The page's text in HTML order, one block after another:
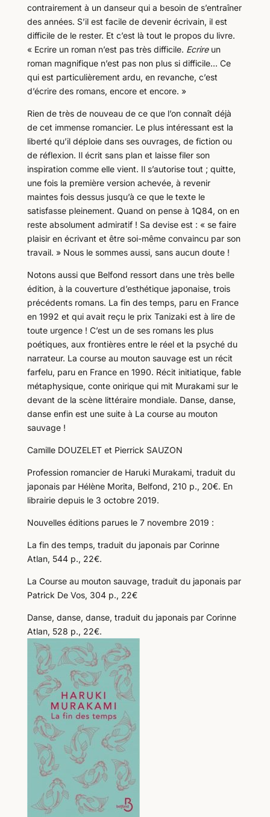
contrairement à un danseur qui a besoin de s’entraîner
des années. S’il est facile de devenir écrivain, il est
difficile de le rester. Et c’est là tout le propos du livre.
« Ecrire un roman n’est pas très difficile. Ecrireun
roman magnifique n’est pas non plus si difficile… Ce
qui est particulièrement ardu, en revanche, c’est
d’écrire des romans, encore et encore. »
Rien de très de nouveau de ce que l’on connaît déjà
de cet immense romancier. Le plus intéressant est la
liberté qu’il déploie dans ses ouvrages, de fiction ou
de réflexion. Il écrit sans plan et laisse filer son
inspiration comme elle vient. Il s’autorise tout ; quitte,
une fois la première version achevée, à revenir
maintes fois dessus jusqu’à ce que le texte le
satisfasse pleinement. Quand on pense à 1Q84, on en
reste absolument admiratif ! Sa devise est : « se faire
plaisir en écrivant et être soi-même convaincu par son
travail. » Nous le sommes aussi, sans aucun doute !
Notons aussi que Belfond ressort dans une très belle
édition, à la couverture d’esthétique japonaise, trois
précédents romans. La fin des temps, paru en France
en 1992 et qui avait reçu le prix Tanizaki est à lire de
toute urgence ! C’est un de ses romans les plus
poétiques, aux frontières entre le réel et la psyché du
narrateur. La course au mouton sauvage est un récit
farfelu, paru en France en 1990. Récit initiatique, fable
métaphysique, conte onirique qui mit Murakami sur le
devant de la scène littéraire mondiale. Danse, danse,
danse enfin est une suite à La course au mouton
sauvage !
Camille DOUZELET et Pierrick SAUZON
Profession romancier de Haruki Murakami, traduit du
japonais par Hélène Morita, Belfond, 210 p., 20€. En
librairie depuis le 3 octobre 2019.
Nouvelles éditions parues le 7 novembre 2019 :
La fin des temps, traduit du japonais par Corinne
Atlan, 544 p., 22€.
La Course au mouton sauvage, traduit du japonais par
Patrick De Vos, 304 p., 22€
Danse, danse, danse, traduit du japonais par Corinne
Atlan, 528 p., 22€.